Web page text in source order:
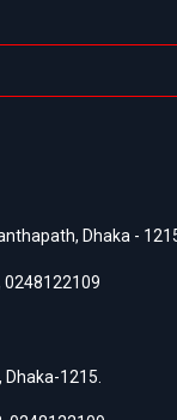
Dhaka -
0248122109
1215.